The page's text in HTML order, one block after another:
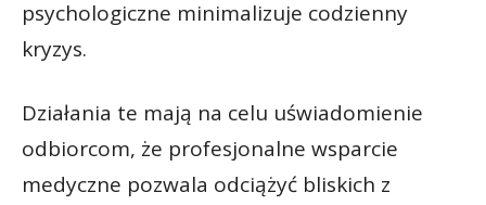
psychologiczne minimalizuje codzienny
kryzys.
Działania te mają na celu uświadomienie
odbiorcom, że profesjonalne wsparcie
medyczne pozwala odciążyć bliskich z